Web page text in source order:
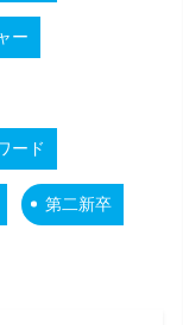
ー
ード
第二新卒